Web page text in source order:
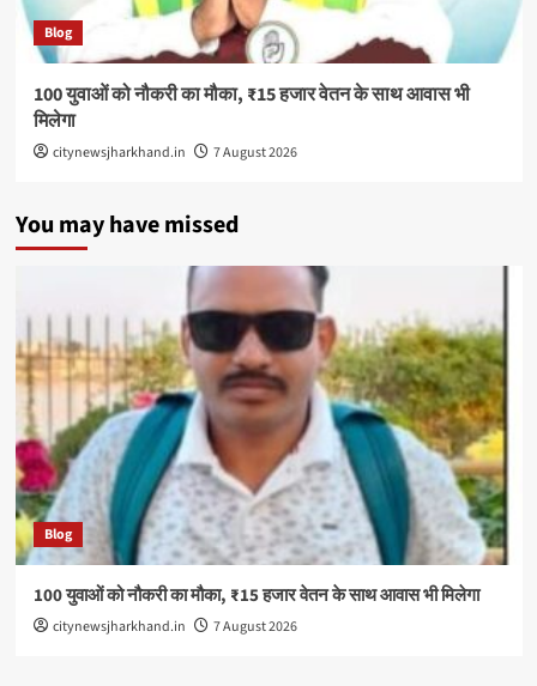
Blog
100 युवाओं को नौकरी का मौका, ₹15 हजार वेतन के साथ आवास भी
मिलेगा
citynewsjharkhand.in 7 August 2026
You may have missed
Blog
100 युवाओं को नौकरी का मौका, ₹15 हजार वेतन के साथ आवास भी मिलेगा
citynewsjharkhand.in 7 August 2026